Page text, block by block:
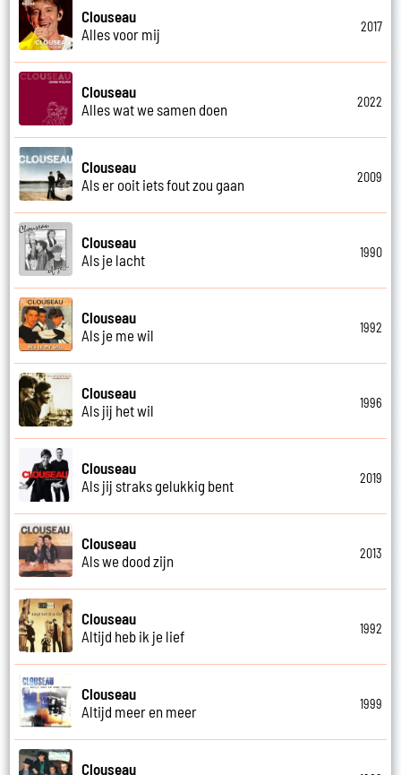
Clouseau
Alles voor mij
2017
Clouseau
Alles wat we samen doen
2022
Clouseau
Als er ooit iets fout zou gaan
2009
Clouseau
Als je lacht
1990
Clouseau
Als je me wil
1992
Clouseau
Als jij het wil
1996
Clouseau
Als jij straks gelukkig bent
2019
Clouseau
Als we dood zijn
2013
Clouseau
Altijd heb ik je lief
1992
Clouseau
Altijd meer en meer
1999
Clouseau